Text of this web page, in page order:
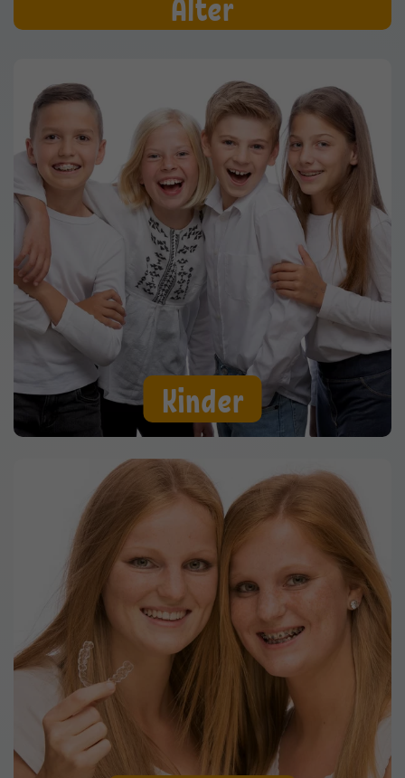
Alter
Kinder